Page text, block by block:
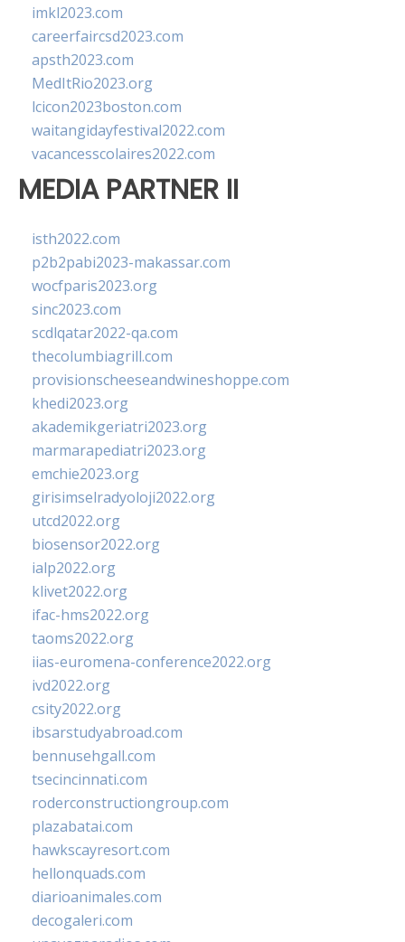
imkl2023.com
careerfaircsd2023.com
apsth2023.com
MedItRio2023.org
lcicon2023boston.com
waitangidayfestival2022.com
vacancesscolaires2022.com
MEDIA PARTNER II
isth2022.com
p2b2pabi2023-makassar.com
wocfparis2023.org
sinc2023.com
scdlqatar2022-qa.com
thecolumbiagrill.com
provisionscheeseandwineshoppe.com
khedi2023.org
akademikgeriatri2023.org
marmarapediatri2023.org
emchie2023.org
girisimselradyoloji2022.org
utcd2022.org
biosensor2022.org
ialp2022.org
klivet2022.org
ifac-hms2022.org
taoms2022.org
iias-euromena-conference2022.org
ivd2022.org
csity2022.org
ibsarstudyabroad.com
bennusehgall.com
tsecincinnati.com
roderconstructiongroup.com
plazabatai.com
hawkscayresort.com
hellonquads.com
diarioanimales.com
decogaleri.com